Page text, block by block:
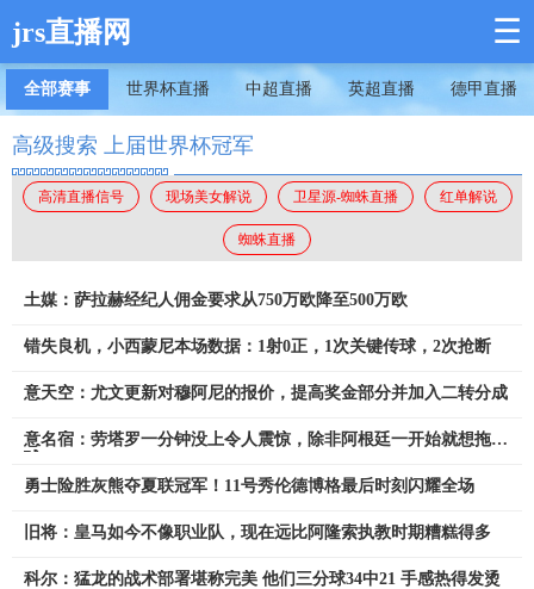
jrs直播网 ☰
全部赛事 世界杯直播 中超直播 英超直播 德甲直播
高级搜索 上届世界杯冠军
高清直播信号 现场美女解说 卫星源-蜘蛛直播 红单解说
蜘蛛直播
土媒：萨拉赫经纪人佣金要求从750万欧降至500万欧
错失良机，小西蒙尼本场数据：1射0正，1次关键传球，2次抢断
意天空：尤文更新对穆阿尼的报价，提高奖金部分并加入二转分成
意名宿：劳塔罗一分钟没上令人震惊，除非阿根廷一开始就想拖点
勇士险胜灰熊夺夏联冠军！11号秀伦德博格最后时刻闪耀全场
旧将：皇马如今不像职业队，现在远比阿隆索执教时期糟糕得多
科尔：猛龙的战术部署堪称完美 他们三分球34中21 手感热得发烫